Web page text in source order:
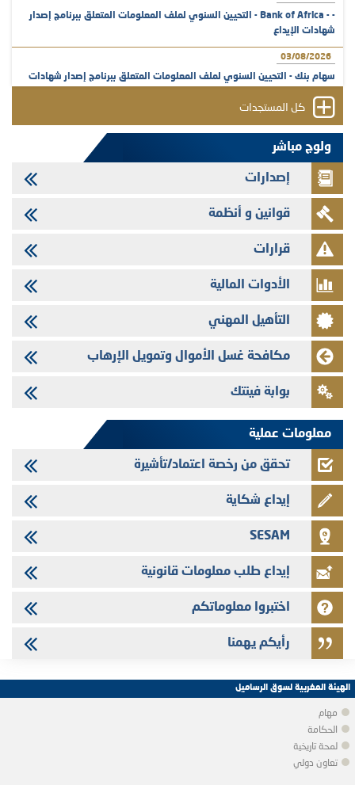
- - Bank of Africa - التحيين السنوي لملف المعلومات المتعلق ببرنامج إصدار
شهادات الإيداع
03/08/2026
سهام بنك - التحيين السنوي لملف المعلومات المتعلق ببرنامج إصدار شهادات
31/07/2026
VEOLIA ENVIRONNEMENT - تؤشر الهيئة المغربية لسوق الرساميل على
المنشور النهائي المتعلق بالزيادة في الرأسمال المخصصة لأجراء المجموعة
29/07/2026
وفابايل - التحيين السنوي لملف المعلومات المتعلق ببرنامج إصدار سندات
شركات التمويل
29/07/2026
تهنئة بمناسبة عيد العرش المجيد
29/07/2026
تنشر الهيئة المغربية لسوق الرساميل العدد الرابع عشر من مجلة سوق الرساميل
28/07/2026
Med Paper - تجاوز حد المساهمة 5%
24/07/2026
Saham Leasing - التحيين السنوي لملف المعلومات المتعلق ببرنامج إصدار
كل المستجدات
ولوج مباشر
إصدارات
قوانين و أنظمة
قرارات
الأدوات المالية
التأهيل المهني
مكافحة غسل الأموال وتمويل الإرهاب
بوابة فينتك
معلومات عملية
تحقق من رخصة اعتماد/تأشيرة
إيداع شكاية
SESAM
إيداع طلب معلومات قانونية
اختبروا معلوماتكم
رأيكم يهمنا
الهيئة المغربية لسوق الرساميل
مهام
الحكامة
لمحة تاريخية
تعاون دولي